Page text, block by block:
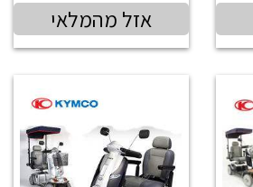
אזל מהמלאי